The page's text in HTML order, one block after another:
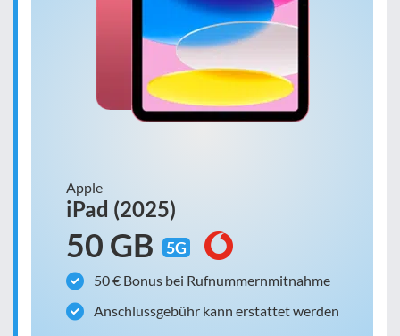
Apple
iPad (2025)
50 GB 5G
50 € Bonus bei Rufnummernmitnahme
Anschlussgebühr kann erstattet werden